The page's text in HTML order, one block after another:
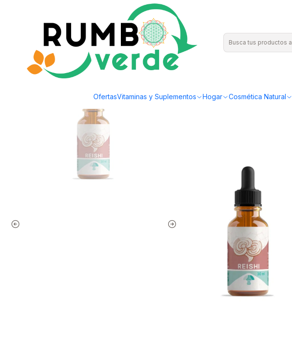
OfertasVitaminas y Suplementos Hogar Cosmética Natural
Envío gratis por compras sobre los 59.990 en la provincia de Santiago
Vitaminas y Suplementos Inmunidad Fungi Pharma - Reishi en gotas 30ml